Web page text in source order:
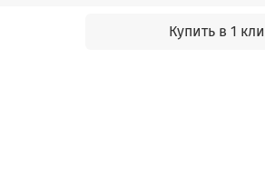
Купить в 1